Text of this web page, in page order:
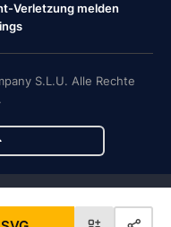
Verletzung melden
S.L.U. Alle Rechte